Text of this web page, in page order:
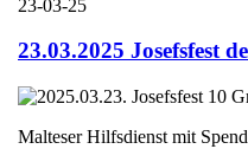
23-03-25
23.03.2025 Josefsfest
Malteser Hilfsdienst mit